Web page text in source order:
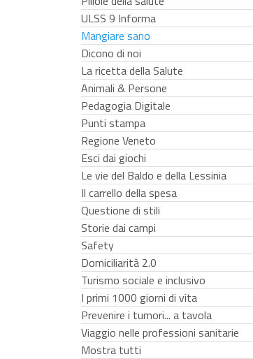
ULSS 9 Informa
Mangiare sano
Dicono di noi
La ricetta della Salute
Animali & Persone
Pedagogia Digitale
Punti stampa
Regione Veneto
Esci dai giochi
Le vie del Baldo e della Lessinia
Il carrello della spesa
Questione di stili
Storie dai campi
Safety
Domiciliarità 2.0
Turismo sociale e inclusivo
I primi 1000 giorni di vita
Prevenire i tumori... a tavola
Viaggio nelle professioni sanitarie
Mostra tutti